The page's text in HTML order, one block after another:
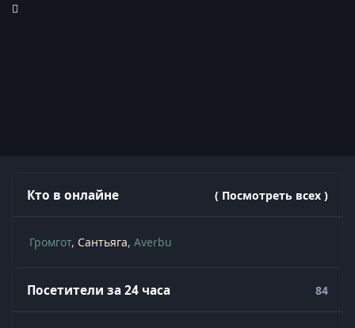
Кто в онлайне ( Посмотреть всех )
Громгот Сантьяга Averbu
Посетители за 24 часа 84